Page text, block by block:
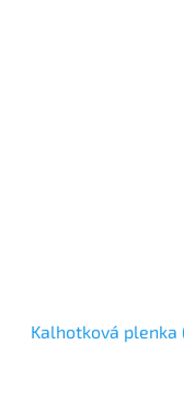
Kalhotková plenka